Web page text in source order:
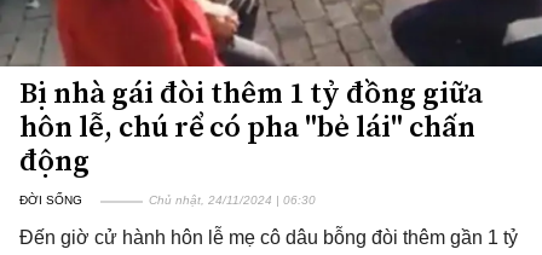
Bị nhà gái đòi thêm 1 tỷ đồng giữa
hôn lễ, chú rể có pha "bẻ lái" chấn
động
ĐỜI SỐNG Chủ nhật, 24/11/2024 | 06:30
Đến giờ cử hành hôn lễ mẹ cô dâu bỗng đòi thêm gần 1 tỷ